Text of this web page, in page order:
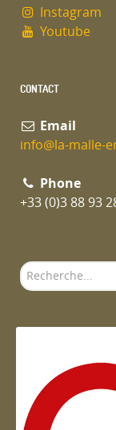
Instagram
Youtube
CONTACT
Email
info@la-malle-
Phone
+33 (0)3 88 93
Rechercher